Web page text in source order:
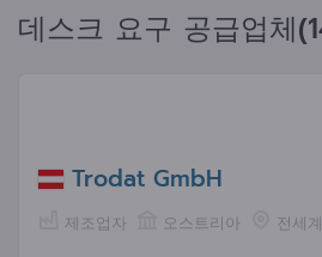
데스크 요구 공급업체
Trodat GmbH
제조업자 오스트리아 전세계